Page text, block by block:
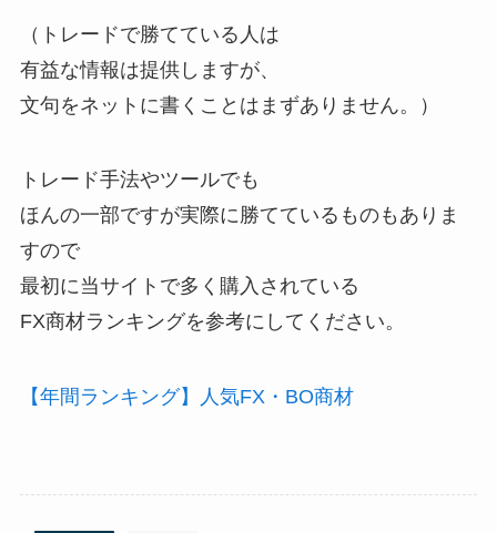
（トレードで勝てている人は
有益な情報は提供しますが、
文句をネットに書くことはまずありません。）
トレード手法やツールでも
ほんの一部ですが実際に勝てているものもありま
すので
最初に当サイトで多く購入されている
FX商材ランキングを参考にしてください。
【年間ランキング】人気FX・BO商材